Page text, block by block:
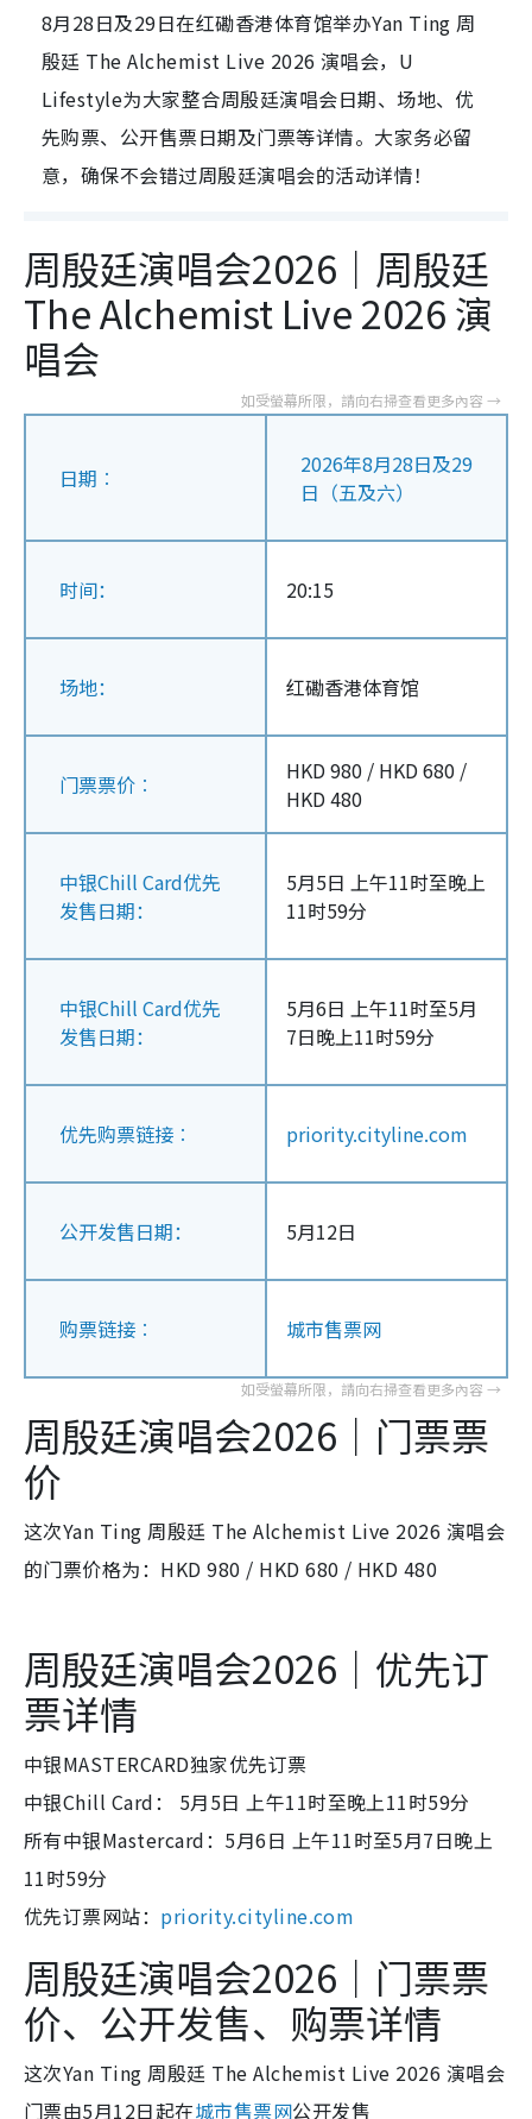
8月28日及29日在红磡香港体育馆举办Yan Ting 周
殷廷 The Alchemist Live 2026 演唱会，U
Lifestyle为大家整合周殷廷演唱会日期、场地、优
先购票、公开售票日期及门票等详情。大家务必留
意，确保不会错过周殷廷演唱会的活动详情！
周殷廷演唱会2026｜周殷廷
The Alchemist Live 2026 演
唱会
日期︰
2026年8月28日及29
日（五及六）
时间： 20:15
场地： 红磡香港体育馆
门票票价︰
HKD 980 / HKD 680 /
HKD 480
中银Chill Card优先
发售日期：
5月5日 上午11时至晚上
11时59分
中银Chill Card优先
发售日期：
5月6日 上午11时至5月
7日晚上11时59分
优先购票链接︰ priority.cityline.com
公开发售日期： 5月12日
购票链接︰ 城市售票网
周殷廷演唱会2026｜门票票
价
这次Yan Ting 周殷廷 The Alchemist Live 2026 演唱会
的门票价格为：HKD 980 / HKD 680 / HKD 480
周殷廷演唱会2026｜优先订
票详情
中银MASTERCARD独家优先订票
中银Chill Card： 5月5日 上午11时至晚上11时59分
所有中银Mastercard：5月6日 上午11时至5月7日晚上
11时59分
优先订票网站： priority.cityline.com
周殷廷演唱会2026｜门票票
价、公开发售、购票详情
这次Yan Ting 周殷廷 The Alchemist Live 2026 演唱会
门票由5月12日起在城市售票网公开发售